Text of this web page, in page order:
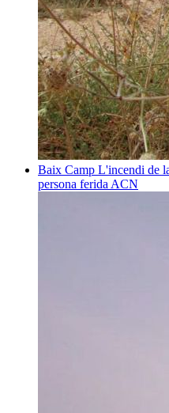
Baix Camp L'incendi de
persona ferida ACN